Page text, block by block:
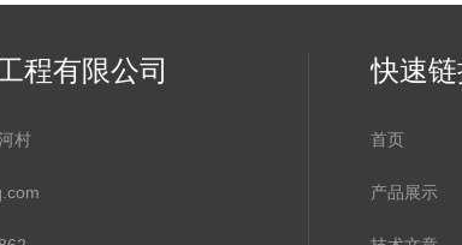
程有限公司
村
快速
首页
产品展示